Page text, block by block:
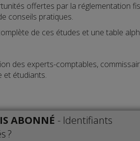
offertes par la réglementation
conseils pratiques.
de ces études et une table
des experts-comptables,
et étudiants.
ABONNÉ - Identifiants
?